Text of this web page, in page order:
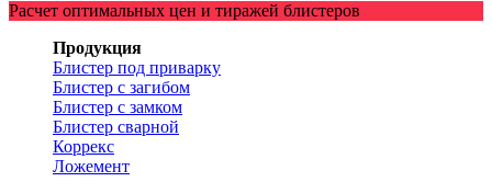
Расчет оптимальных цен и тиражей блистеров
Продукция
Блистер под приварку
Блистер с загибом
Блистер с замком
Блистер сварной
Коррекс
Ложемент